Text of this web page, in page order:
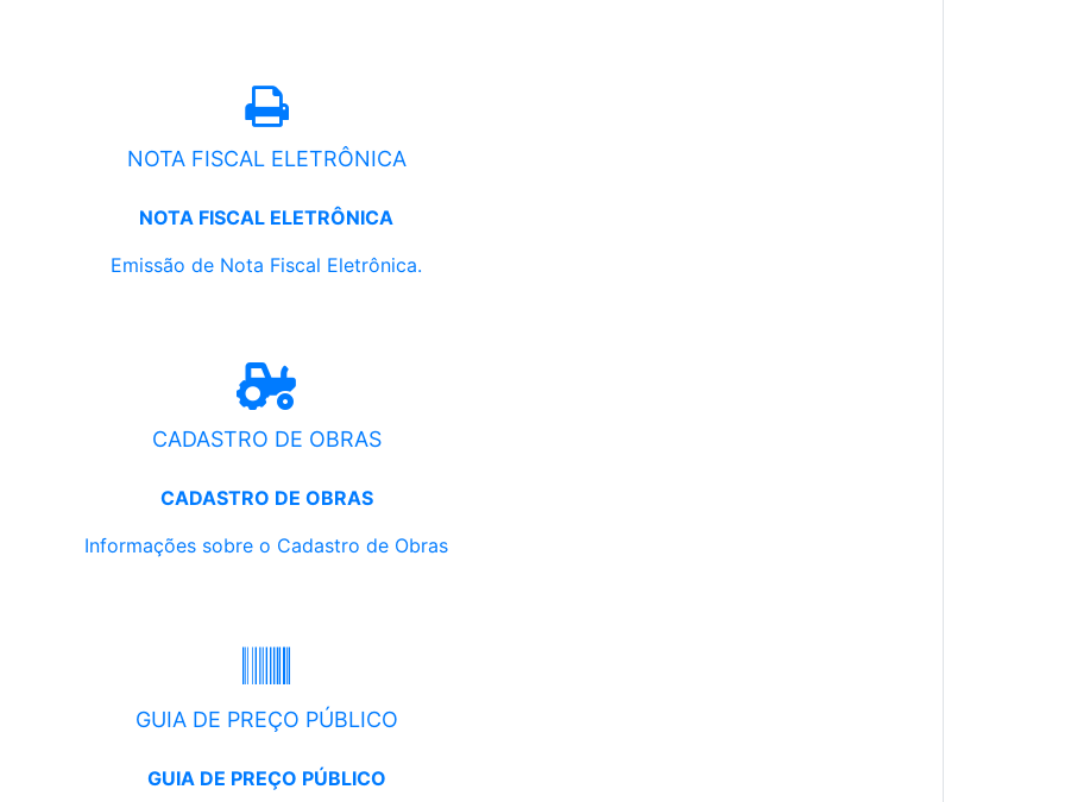
NOTA FISCAL ELETRÔNICA
NOTA FISCAL ELETRÔNICA
Emissão de Nota Fiscal Eletrônica.
CADASTRO DE OBRAS
CADASTRO DE OBRAS
Informações sobre o Cadastro de Obras
GUIA DE PREÇO PÚBLICO
GUIA DE PREÇO PÚBLICO